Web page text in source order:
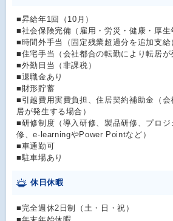
■昇給年1回（10月）
■社会保険完備（雇用・労災・健康・厚生
■時間外手当（固定残業超過分を追加支給
■住宅手当（会社都合の転勤により転居が
■外勤日当（非課税）
■退職金あり
■財形貯蓄
■引越費用実費負担、住居契約補助金（
居が発生する場合）
■研修制度（導入研修、製品研修、プロ
修、e-learningやPower Pointなど）
■車通勤可
■駐車場あり
休日休暇
■完全週休2日制（土・日・祝）